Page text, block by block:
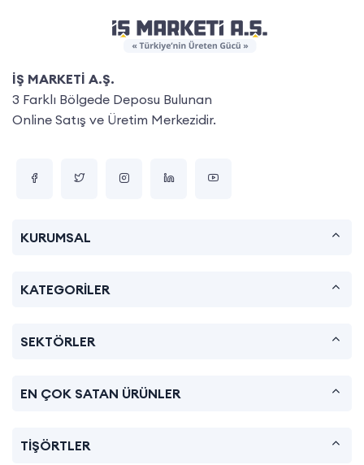
İŞ MARKETİ A.Ş.
3 Farklı Bölgede Deposu Bulunan
Online Satış ve Üretim Merkezidir.
KURUMSAL
KATEGORİLER
SEKTÖRLER
EN ÇOK SATAN ÜRÜNLER
TİŞÖRTLER